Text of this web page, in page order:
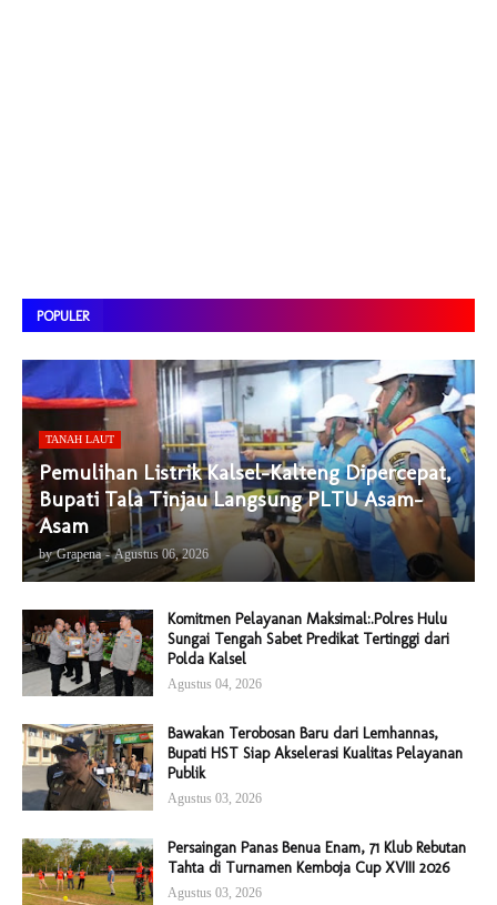
POPULER
TANAH LAUT
Pemulihan Listrik Kalsel-Kalteng Dipercepat,
Bupati Tala Tinjau Langsung PLTU Asam-
Asam
by Grapena - Agustus 06, 2026
Komitmen Pelayanan Maksimal:.Polres Hulu
Sungai Tengah Sabet Predikat Tertinggi dari
Polda Kalsel
Agustus 04, 2026
Bawakan Terobosan Baru dari Lemhannas,
Bupati HST Siap Akselerasi Kualitas Pelayanan
Publik
Agustus 03, 2026
Persaingan Panas Benua Enam, 71 Klub Rebutan
Tahta di Turnamen Kemboja Cup XVIII 2026
Agustus 03, 2026